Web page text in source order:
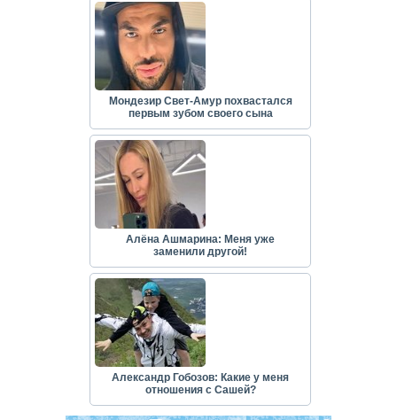
Мондезир Свет-Амур похвастался
первым зубом своего сына
Алёна Ашмарина: Меня уже
заменили другой!
Александр Гобозов: Какие у меня
отношения с Сашей?